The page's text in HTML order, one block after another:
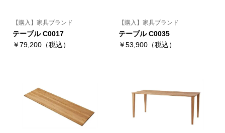
【購入】家具ブランド
テーブル C0017
￥79,200（税込）
【購入】家具ブランド
テーブル C0035
￥53,900（税込）